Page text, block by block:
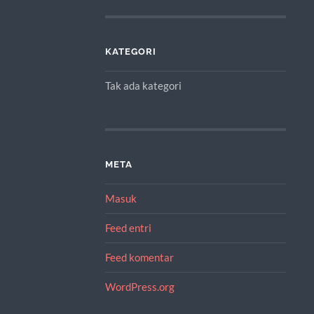
KATEGORI
Tak ada kategori
META
Masuk
Feed entri
Feed komentar
WordPress.org